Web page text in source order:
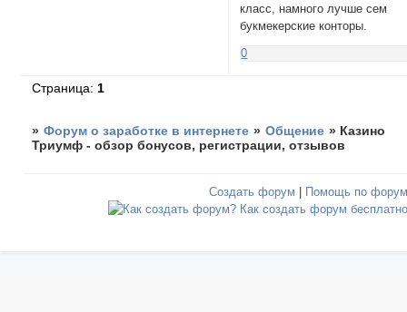
класс, намного лучше сем
букмекерские конторы.
0
Страница:1
» Форум о заработке в интернете » Общение » Казино
Триумф - обзор бонусов, регистрации, отзывов
Создать форум | Помощь по